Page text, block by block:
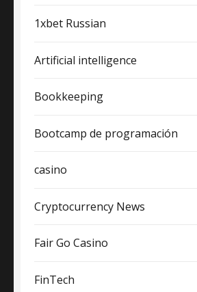
1xbet Russian
Artificial intelligence
Bookkeeping
Bootcamp de programación
casino
Cryptocurrency News
Fair Go Casino
FinTech